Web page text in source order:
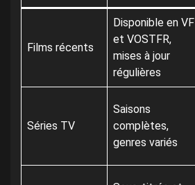
Films récents
Disponible en VF
et VOSTFR,
mises à jour
régulières
Séries TV
Saisons
complètes,
genres variés